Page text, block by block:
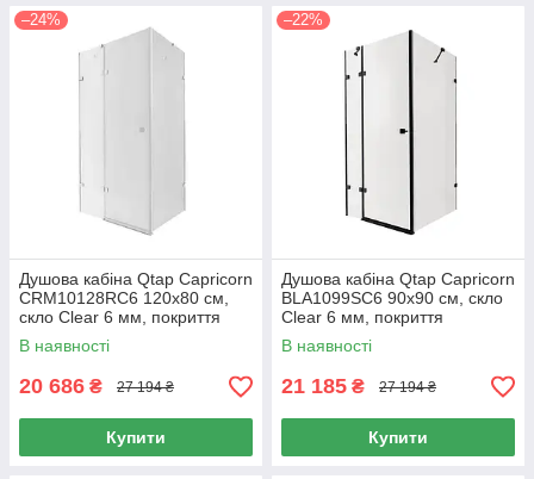
–24%
Душова кабіна Qtap Capricorn
CRM10128RC6 120x80 см,
скло Clear 6 мм, покриття
CalcLess без піддона
В наявності
20 686 ₴ 27 194 ₴
Купити
–22%
Душова кабіна Qtap Capricorn
BLA1099SC6 90x90 см, скло
Clear 6 мм, покриття
CalcLess без піддона
В наявності
21 185 ₴ 27 194 ₴
Купити